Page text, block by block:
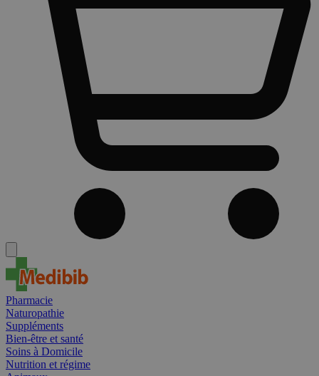
Pharmacie
Naturopathie
Suppléments
Bien-être et santé
Soins à Domicile
Nutrition et régime